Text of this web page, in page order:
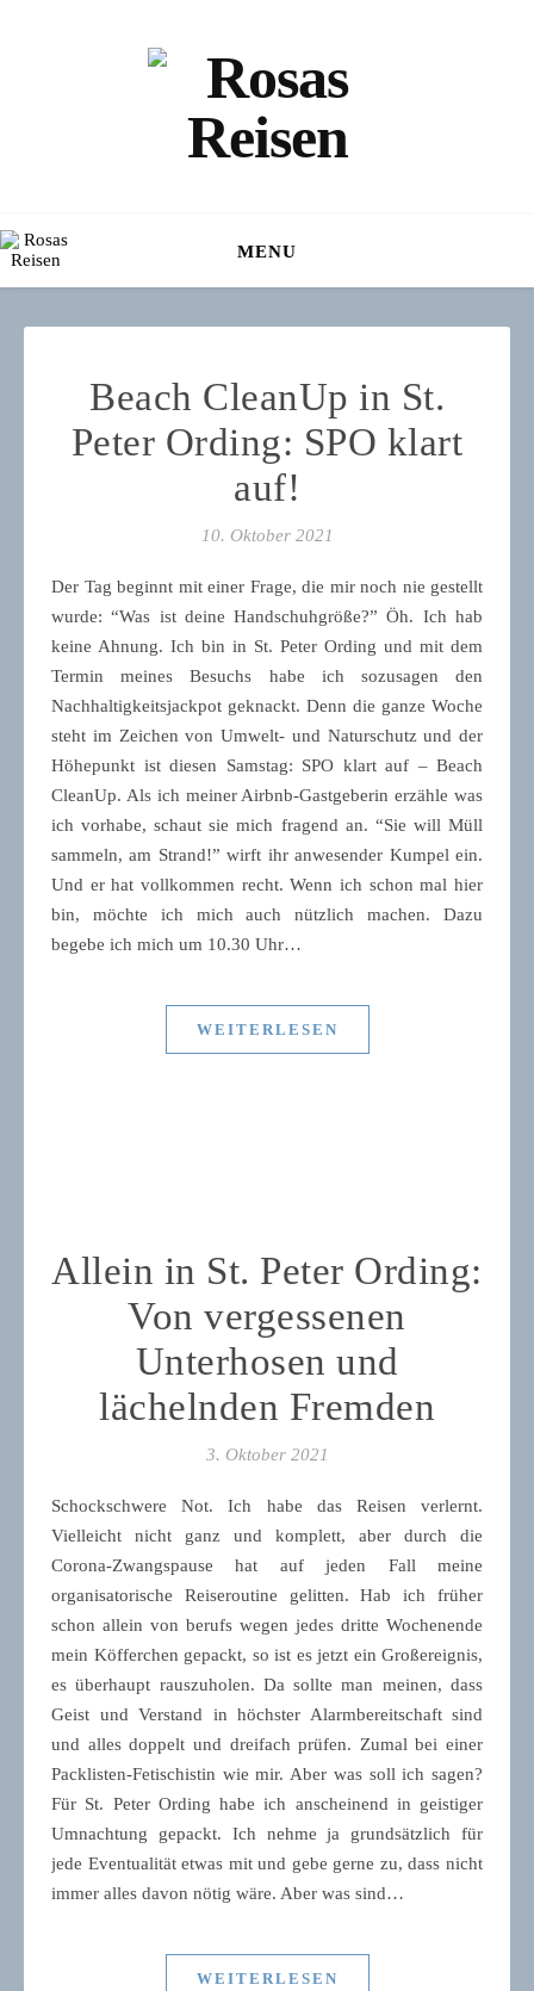
MENU
Beach CleanUp in St.
Peter Ording: SPO klart
auf!
10. Oktober 2021
Der Tag beginnt mit einer Frage, die mir noch nie gestellt
wurde: “Was ist deine Handschuhgröße?” Öh. Ich hab
keine Ahnung. Ich bin in St. Peter Ording und mit dem
Termin meines Besuchs habe ich sozusagen den
Nachhaltigkeitsjackpot geknackt. Denn die ganze Woche
steht im Zeichen von Umwelt- und Naturschutz und der
Höhepunkt ist diesen Samstag: SPO klart auf – Beach
CleanUp. Als ich meiner Airbnb-Gastgeberin erzähle was
ich vorhabe, schaut sie mich fragend an. “Sie will Müll
sammeln, am Strand!” wirft ihr anwesender Kumpel ein.
Und er hat vollkommen recht. Wenn ich schon mal hier
bin, möchte ich mich auch nützlich machen. Dazu
begebe ich mich um 10.30 Uhr…
WEITERLESEN
Allein in St. Peter Ording:
Von vergessenen
Unterhosen und
lächelnden Fremden
3. Oktober 2021
Schockschwere Not. Ich habe das Reisen verlernt.
Vielleicht nicht ganz und komplett, aber durch die
Corona-Zwangspause hat auf jeden Fall meine
organisatorische Reiseroutine gelitten. Hab ich früher
schon allein von berufs wegen jedes dritte Wochenende
mein Köfferchen gepackt, so ist es jetzt ein Großereignis,
es überhaupt rauszuholen. Da sollte man meinen, dass
Geist und Verstand in höchster Alarmbereitschaft sind
und alles doppelt und dreifach prüfen. Zumal bei einer
Packlisten-Fetischistin wie mir. Aber was soll ich sagen?
Für St. Peter Ording habe ich anscheinend in geistiger
Umnachtung gepackt. Ich nehme ja grundsätzlich für
jede Eventualität etwas mit und gebe gerne zu, dass nicht
immer alles davon nötig wäre. Aber was sind…
WEITERLESEN